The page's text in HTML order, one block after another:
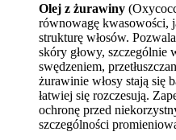
Olej z żurawiny
równowagę kwasowości,
strukturę włosów.
skóry głowy, szczególnie
swędzeniem,
żurawinie włosy stają się
łatwiej się rozczesują.
ochronę przed
szczególności